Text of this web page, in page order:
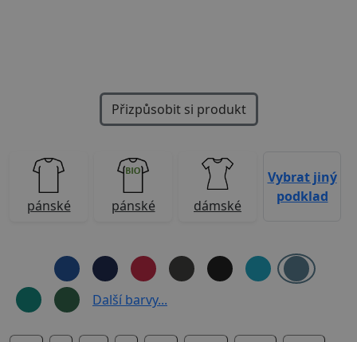
Přizpůsobit si produkt
pánské pánské dámské
Vybrat jiný
podklad
Další barvy...